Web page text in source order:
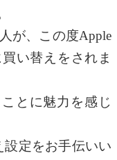
が、この度Apple
買い替えをされま
とに魅力を感じ
設定をお手伝いい